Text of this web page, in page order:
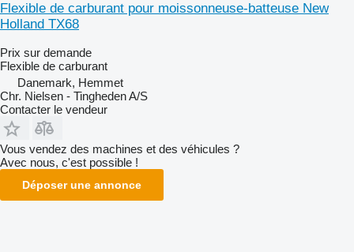
Flexible de carburant pour moissonneuse-batteuse New
Holland TX68
Prix sur demande
Flexible de carburant
Danemark, Hemmet
Chr. Nielsen - Tingheden A/S
Contacter le vendeur
Vous vendez des machines et des véhicules ?
Avec nous, c'est possible !
Déposer une annonce